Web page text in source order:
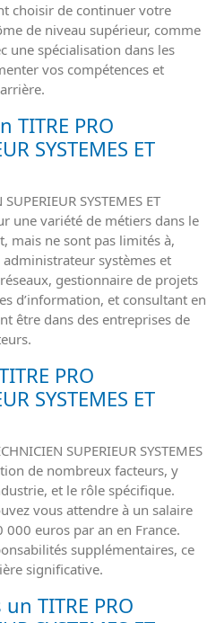
choisir de continuer votre
de niveau supérieur, comme
une spécialisation dans les
vos compétences et
TITRE PRO
SYSTEMES ET
SYSTEMES ET
une variété de métiers dans le
mais ne sont pas limités à,
systèmes et
gestionnaire de projets
d’information, et consultant en
être dans des entreprises de
PRO
SYSTEMES ET
SUPERIEUR SYSTEMES
de nombreux facteurs, y
et le rôle spécifique.
vous attendre à un salaire
000 euros par an en France.
supplémentaires, ce
significative.
TITRE PRO